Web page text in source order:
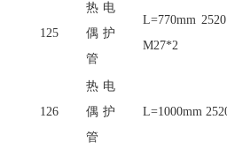
125
热电
偶护
管
L=770mm
M27*2
126
热电
偶护
管
L=1000mm